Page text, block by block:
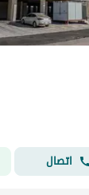
اتصال